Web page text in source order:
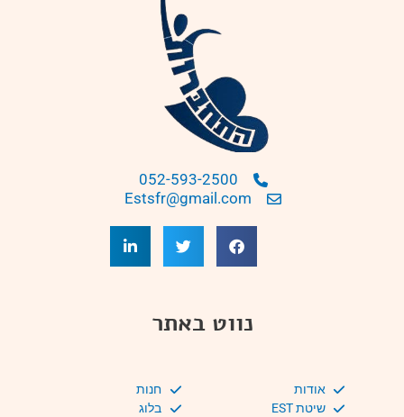
052-593-2500
Estsfr@gmail.com
נווט באתר
אודות
שיטת EST
חנות
בלוג